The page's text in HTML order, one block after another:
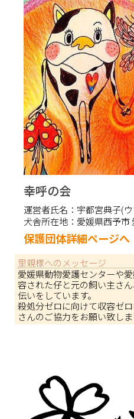
幸呼の会
運営者氏名： 宇都宮典子(
犬舎所在地： 愛媛県西予市
保護団体詳細ページへ
里親様へのメッセージ
愛媛県動物愛護センターや
容された仔と元の飼い主さ
伝いをしています。
殺処分ゼロに向けて収容ゼ
さんのご協力をお願い致しま